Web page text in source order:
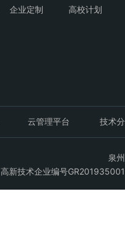
企业定制 高校计划
云管理平台 技术
泉
高新技术企业编号